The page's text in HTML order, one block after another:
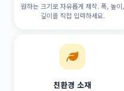
원하는 크기로 자유롭게 제작. 폭, 높이,
깊이를 직접 입력하세요.
친환경 소재